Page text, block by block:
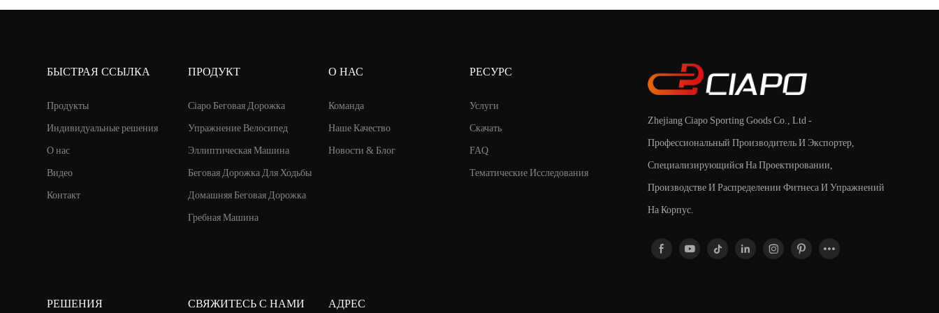
физической подготовки. Даже короткие
поездки каждый день могут улучшить
ваше здоровье и зарядить энергией.
БЫСТРАЯ ССЫЛКА
Продукты
Индивидуальные решения
О нас
Видео
Контакт
ПРОДУКТ
Ciapo Беговая Дорожка
Упражнение Велосипед
Эллиптическая Машина
Беговая Дорожка Для Ходьбы
Домашняя Беговая Дорожка
Гребная Машина
О НАС
Команда
Наше Качество
Новости & Блог
РЕСУРС
Услуги
Скачать
FAQ
Тематические Исследования
Zhejiang Ciapo Sporting Goods Co., Ltd -
Профессиональный Производитель И Экспортер,
Специализирующийся На Проектировании,
Производстве И Распределении Фитнеса И Упражнений
На Корпус.
РЕШЕНИЯ СВЯЖИТЕСЬ С НАМИ АДРЕС